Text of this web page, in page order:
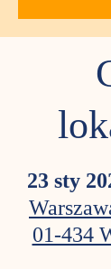
23 sty
01-434